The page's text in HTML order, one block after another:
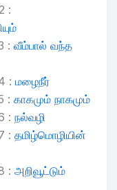
:
:வீம்பால் வந்த
4 :மழைநீர்
:காகமும் நாகமும்
:நல்வழி
:தமிழ்மொழியின்
:அறிவூட்டும்